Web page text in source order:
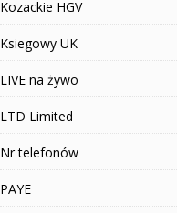
Kozackie HGV
Ksiegowy UK
LIVE na żywo
LTD Limited
Nr telefonów
PAYE